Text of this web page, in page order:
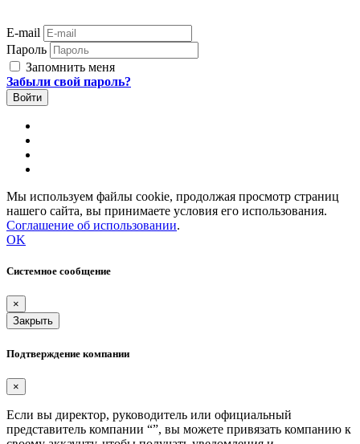
E-mail
Пароль
Запомнить меня
Забыли свой пароль?
Мы используем файлы cookie, продолжая просмотр страниц
нашего сайта, вы принимаете условия его использования.
Соглашение об использовании.
OK
Системное сообщение
×
Закрыть
Подтверждение компании
×
Если вы директор, руководитель или официальный
представитель компании “”, вы можете привязать компанию к